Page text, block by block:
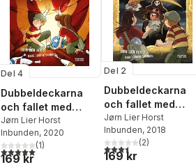
Del 4
Dubbeldeckarna
och fallet med
cirkusen
Jørn Lier Horst
Inbunden, 2020
5,0utav 5 stjärnor. Totalt antal röster:
(1)
169 kr
Del 2
Dubbeldeckarna
och fallet med
skattkartan
Jørn Lier Horst
Inbunden, 2018
3,5utav 5 stjärnor.
(2)
169 kr